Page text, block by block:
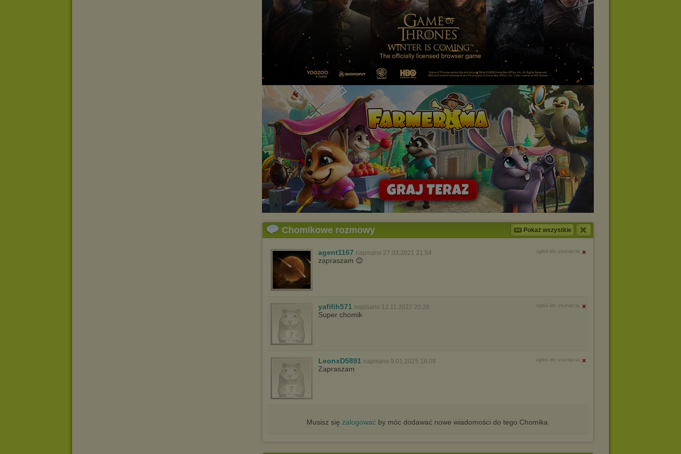
Istnieje możliwość zmiany ustawień przeglądarki internetowej w
sposób uniemożliwiający przechowywanie plików cookies na
urządzeniu końcowym. Można również usunąć pliki cookies,
dokonując odpowiednich zmian w ustawieniach przeglądarki
Pełną informację na ten temat znajdziesz pod adresem
http://chomikuj.pl/PolitykaPrywatnosci.aspx
Chomikowe rozmowy Pokaż wszystkie
agent1167 napisano 27.03.2021 21:54 zgłoś do usunięcia
zapraszam 😊
yafifih571 napisano 12.11.2022 20:26 zgłoś do usunięcia
Super chomik
LeonxD5891 napisano 9.01.2025 18:09 zgłoś do usunięcia
Zapraszam
Musisz się zalogowaćby móc dodawać nowe wiadomości do tego Chomika.